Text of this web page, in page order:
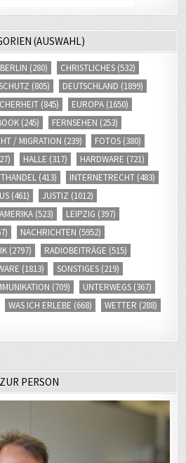
(AUSWAHL)
BERLIN (280) CHRISTLICHES (532)
(805) DEUTSCHLAND (1899)
(845) EUROPA (1650)
(245) FERNSEHEN (253)
/ MIGRATION (239) FOTOS (380)
HALLE (317) HARDWARE (721)
(413) INTERNETRECHT (483)
(461) JUSTIZ (1012)
(523) LEIPZIG (397)
NACHRICHTEN (5952)
(2797) RADIOBEITRÄGE (515)
(1813) SONSTIGES (219)
(709) UNTERWEGS (367)
WAS ICH ERLEBE (668) WETTER (288)
ZUR PERSON